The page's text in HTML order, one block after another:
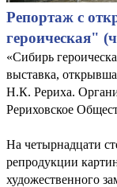
Репортаж с
героическая"
«Сибирь
выставка,
Н.К. Рериха.
Рериховское
На четырнадцати
репродукции
художественного